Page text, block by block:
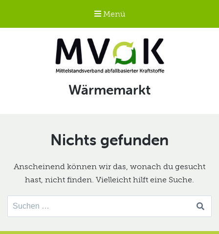
Menü
Mittelstandsverband
abfallbasierter
Schlagwort:
Wärmemarkt
Nichts gefunden
Anscheinend können wir das, wonach du gesucht
hast, nicht finden. Vielleicht hilft eine Suche.
Suche
nach: